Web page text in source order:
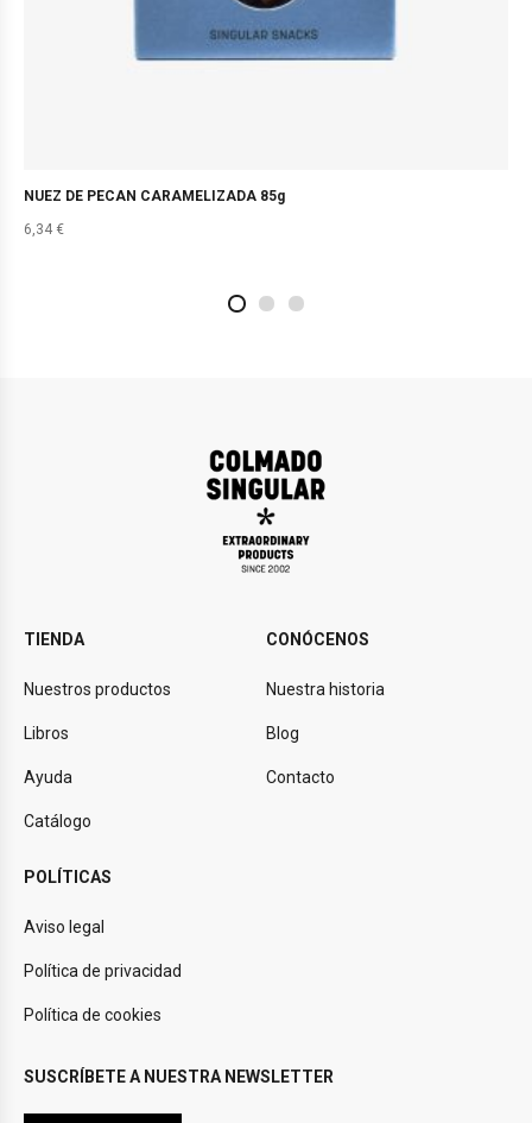
NUEZ DE PECAN CARAMELIZADA 85g
6,34 €
TIENDA
Nuestros productos
Libros
Ayuda
Catálogo
CONÓCENOS
Nuestra historia
Blog
Contacto
POLÍTICAS
Aviso legal
Política de privacidad
Política de cookies
SUSCRÍBETE A NUESTRA NEWSLETTER